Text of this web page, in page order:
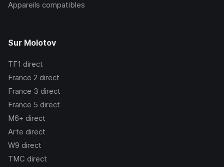
Appareils compatibles
Sur Molotov
TF1 direct
France 2 direct
France 3 direct
France 5 direct
M6+ direct
Arte direct
W9 direct
TMC direct